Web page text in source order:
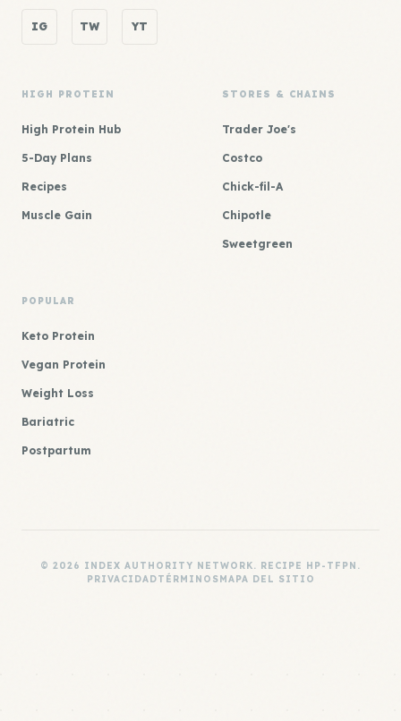
IG TW YT
HIGH PROTEIN
High Protein Hub
5-Day Plans
Recipes
Muscle Gain
STORES & CHAINS
Trader Joe's
Costco
Chick-fil-A
Chipotle
Sweetgreen
POPULAR
Keto Protein
Vegan Protein
Weight Loss
Bariatric
Postpartum
© 2026 INDEX AUTHORITY NETWORK. RECIPE HP-TFPN.
PRIVACIDADTÉRMINOS MAPA DEL SITIO